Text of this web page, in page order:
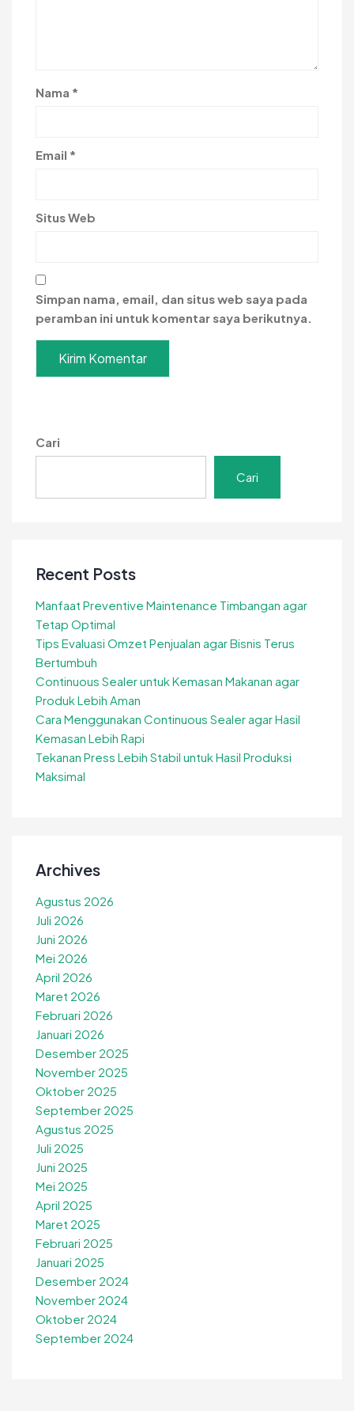
Nama *
Email *
Situs Web
Simpan nama, email, dan situs web saya pada
peramban ini untuk komentar saya berikutnya.
Cari
Cari
Recent Posts
Manfaat Preventive Maintenance Timbangan agar
Tetap Optimal
Tips Evaluasi Omzet Penjualan agar Bisnis Terus
Bertumbuh
Continuous Sealer untuk Kemasan Makanan agar
Produk Lebih Aman
Cara Menggunakan Continuous Sealer agar Hasil
Kemasan Lebih Rapi
Tekanan Press Lebih Stabil untuk Hasil Produksi
Maksimal
Archives
Agustus 2026
Juli 2026
Juni 2026
Mei 2026
April 2026
Maret 2026
Februari 2026
Januari 2026
Desember 2025
November 2025
Oktober 2025
September 2025
Agustus 2025
Juli 2025
Juni 2025
Mei 2025
April 2025
Maret 2025
Februari 2025
Januari 2025
Desember 2024
November 2024
Oktober 2024
September 2024